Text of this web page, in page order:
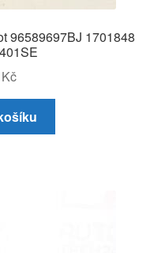
96589697BJ 1701848
Kč